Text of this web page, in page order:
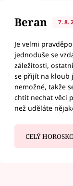
Beran 7. 8.
Je velmi
jednoduše se
záležitosti,
se přijít na kloub
nemožné, takže
chtít nechat věci
než uděláte
CELÝ